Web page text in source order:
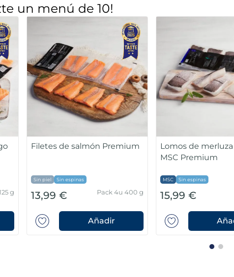
un menú de 10!
g
Filetes de salmón Premium
Sin piel Sin espinas
13,99 € Pack 4u 400 g
Añadir
Lomos de merluza
MSC Premium
MSC Sin espinas
15,99 €